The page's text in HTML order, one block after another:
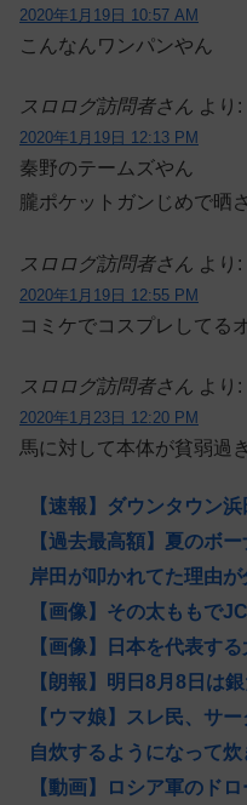
2020年1月19日 10:57 AM
こんなんワンパンやん
スロログ訪問者さん より:
2020年1月19日 12:13 PM
秦野のテームズやん
朧ポケットガンじめで晒
スロログ訪問者さん より:
2020年1月19日 12:55 PM
コミケでコスプレしてる
スロログ訪問者さん より:
2020年1月23日 12:20 PM
馬に対して本体が貧弱過
【速報】ダウンタウン
【過去最高額】夏のボ
岸田が叩かれてた理由
【画像】その太ももで
【画像】日本を代表す
【朗報】明日8月8日は
【ウマ娘】スレ民、サ
自炊するようになって
【動画】ロシア軍のド